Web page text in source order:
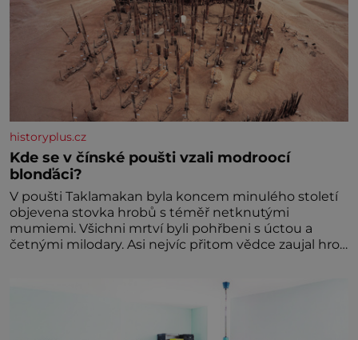
historyplus.cz
Kde se v čínské poušti vzali modroocí
blonďáci?
V poušti Taklamakan byla koncem minulého století
objevena stovka hrobů s téměř netknutými
mumiemi. Všichni mrtví byli pohřbeni s úctou a
četnými milodary. Asi nejvíc přitom vědce zaujal hrob
dávných lidí nesmírně dobře zachovalá, přičítají
odborníci zdejším klimatickým podmínkám. Sucho,